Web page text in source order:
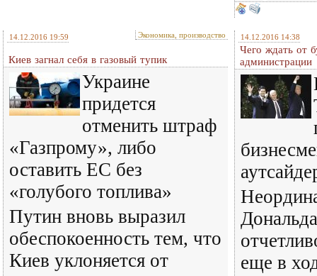
14.12.2016 19:59 Экономика, производство
Киев загнал себя в газовый тупик
Украине
придется
отменить штраф
«Газпрому», либо
оставить ЕС без
«голубого топлива»
Путин вновь выразил
обеспокоенность тем, что
Киев уклоняется от
14.12.2016 14:38
Чего ждать от
администрации
еще в